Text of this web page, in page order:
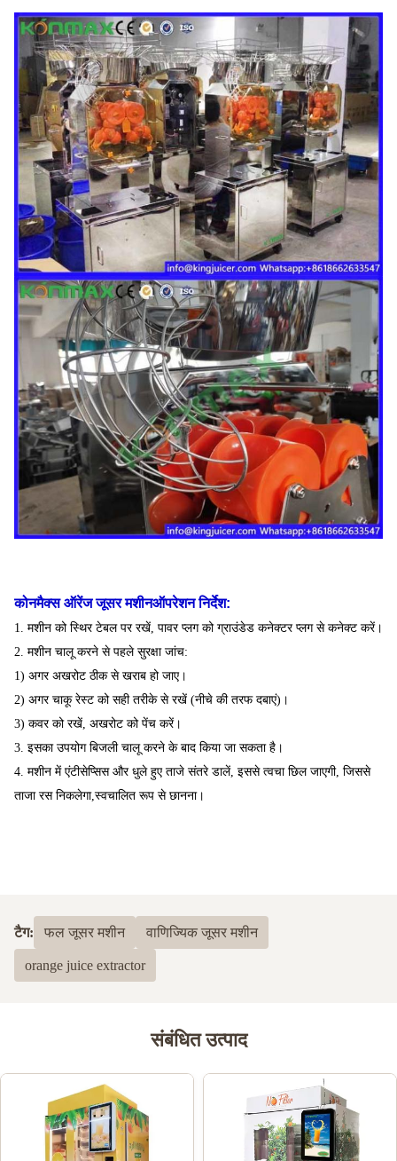
नारंगी
आकार
40--90mm उत्पादन
35-40
संतरे/
मिनट
पैकेज का
आकार
675*510*1770एमएम प्रमाणपत्र
सीई
अनुमोदन
उपलब्ध
इलेक्ट्रिक्स
मानक
110V-220V, 50-
60HZ
शक्ति 370W
गिनीकृमि एनडब्ल्यू 92KG
40'
मुख्यालय
लोड हो रहा
112PCS
एफओबी
शंघाई
20' एफटी
लोडिंग
42PCS गारंटी 1 साल
कोनमैक्स ऑरेंज जूसर मशीनऑपरेशन निर्देश:
1. मशीन को स्थिर टेबल पर रखें, पावर प्लग को ग्राउंडेड कनेक्टर प्लग से कनेक्ट करें।
2. मशीन चालू करने से पहले सुरक्षा जांच:
1) अगर अखरोट ठीक से खराब हो जाए।
2) अगर चाकू रेस्ट को सही तरीके से रखें (नीचे की तरफ दबाएं)।
3) कवर को रखें, अखरोट को पेंच करें।
3. इसका उपयोग बिजली चालू करने के बाद किया जा सकता है।
4. मशीन में एंटीसेप्सिस और धुले हुए ताजे संतरे डालें, इससे त्वचा छिल जाएगी, जिससे
ताजा रस निकलेगा,स्वचालित रूप से छानना।
टैग: फल ​​जूसर मशीन वाणिज्यिक जूसर मशीन
orange juice extractor
संबंधित उत्पाद